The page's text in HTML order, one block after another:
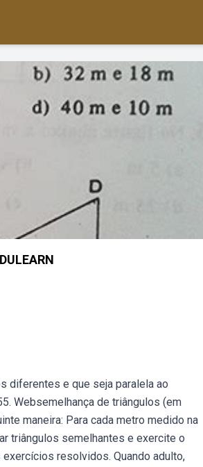
diferentes e que seja paralela ao
Websemelhança de triângulos (em
maneira: Para cada metro medido na
triângulos semelhantes e exercite o
resolvidos. Quando adulto,